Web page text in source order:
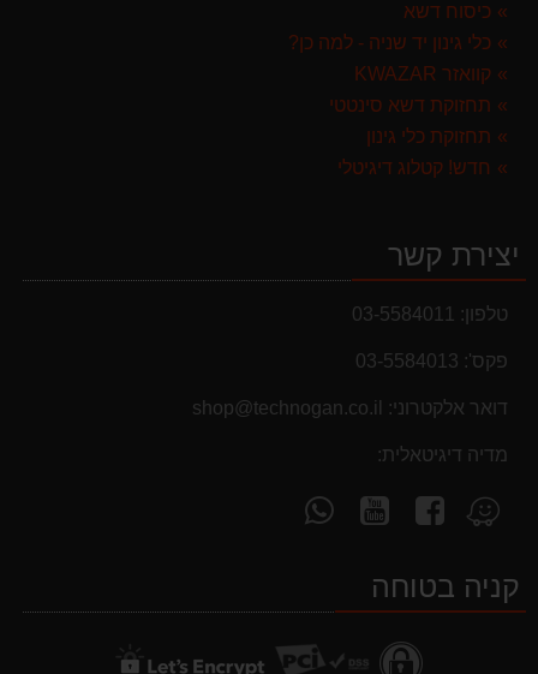
299.00 ₪כיסוח דשא
כלי גינון יד שניה - למה כן?
קוואזר KWAZAR
תחזוקת דשא סינטטי
תחזוקת כלי גינון
חדש! קטלוג דיגיטלי
יצירת קשר
טלפון: 03-5584011
פקס': 03-5584013
דואר אלקטרוני: shop@technogan.co.il
מדיה דיגיטאלית:
מצא
אותנו
Waze
עקוב
אחרינו
facebook
עקוב
אחרינו
קניה בטוחה
המבצעים באופן יומי